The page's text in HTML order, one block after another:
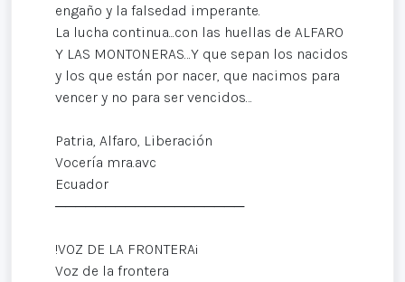
engaño y la falsedad imperante.
La lucha continua...con las huellas de ALFARO
Y LAS MONTONERAS…Y que sepan los nacidos
y los que están por nacer, que nacimos para
vencer y no para ser vencidos…
Patria, Alfaro, Liberación
Vocería mra.avc
Ecuador
───────────────────
!VOZ DE LA FRONTERA¡
Voz de la frontera